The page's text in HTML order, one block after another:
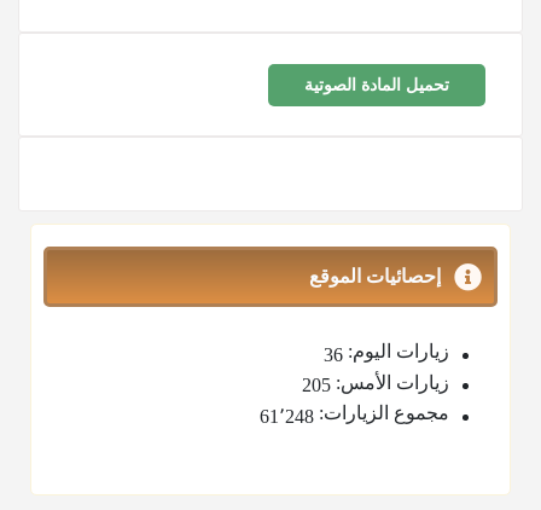
تحميل المادة الصوتية
إحصائيات الموقع
زيارات اليوم: 36
زيارات الأمس: 205
مجموع الزيارات: 61٬248